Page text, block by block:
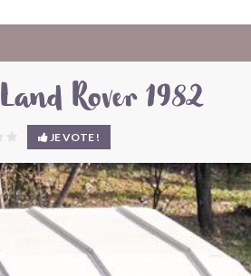
Land Rover 1982
JE VOTE !